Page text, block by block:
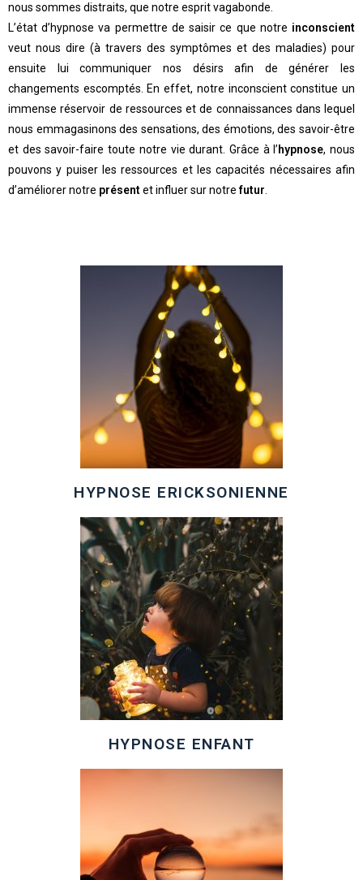
nous sommes distraits, que notre esprit vagabonde.
L’état d’hypnose va permettre de saisir ce que notre inconscient
veut nous dire (à travers des symptômes et des maladies) pour
ensuite lui communiquer nos désirs afin de générer les
changements escomptés. En effet, notre inconscient constitue un
immense réservoir de ressources et de connaissances dans lequel
nous emmagasinons des sensations, des émotions, des savoir-être
et des savoir-faire toute notre vie durant. Grâce à l’hypnose, nous
pouvons y puiser les ressources et les capacités nécessaires afin
d’améliorer notre présentet influer sur notrefutur
HYPNOSE ERICKSONIENNE
HYPNOSE ENFANT